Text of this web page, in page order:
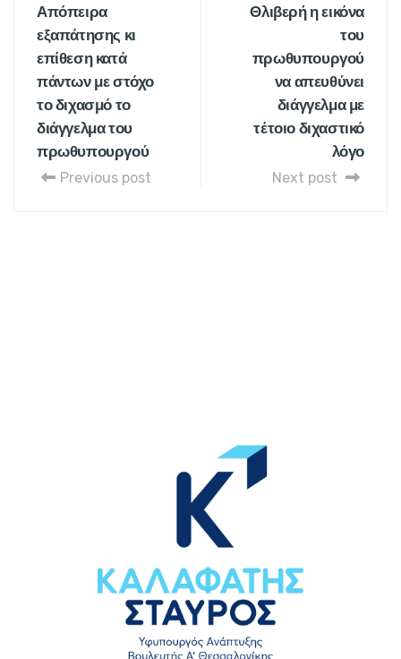
Απόπειρα
εξαπάτησης κι
επίθεση κατά
πάντων με στόχο
το διχασμό το
διάγγελμα του
πρωθυπουργού
Previous post
Θλιβερή η εικόνα
του
πρωθυπουργού
να απευθύνει
διάγγελμα με
τέτοιο διχαστικό
λόγο
Next post